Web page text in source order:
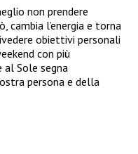
non prendere
cambia l’energia e torna
obiettivi personali
con più
al Sole segna
persona e della